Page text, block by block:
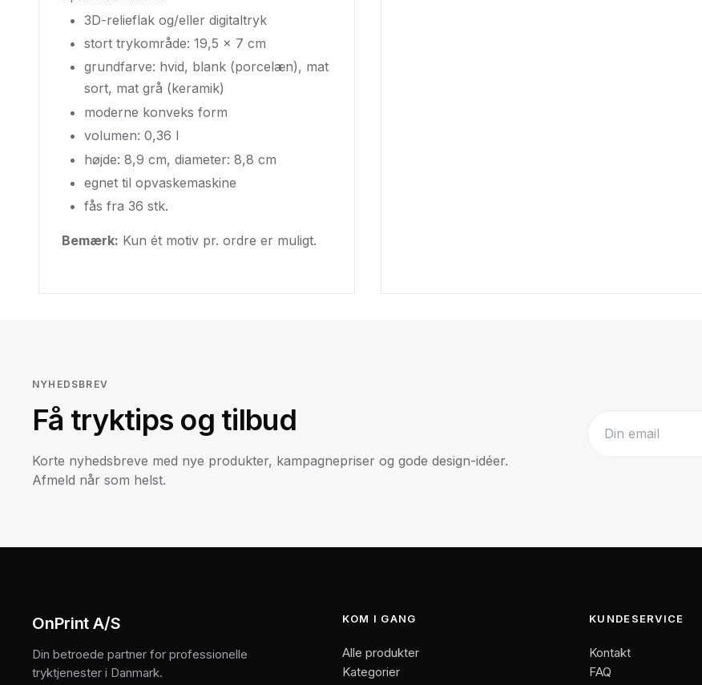
3D-relieflak og/eller digitaltryk
stort trykområde: 19,5 x 7 cm
grundfarve: hvid, blank (porcelæn), mat
sort, mat grå (keramik)
moderne konveks form
volumen: 0,36 l
højde: 8,9 cm, diameter: 8,8 cm
egnet til opvaskemaskine
fås fra 36 stk.
Bemærk: Kun ét motiv pr. ordre er muligt.
NYHEDSBREV
Få tryktips og tilbud
Korte nyhedsbreve med nye produkter, kampagnepriser og gode design-idéer.
Afmeld når som helst.
OnPrint A/S
Din betroede partner for professionelle
tryktjenester i Danmark.
KOM I GANG
Alle produkter
Kategorier
KUNDESERVICE
Kontakt
FAQ